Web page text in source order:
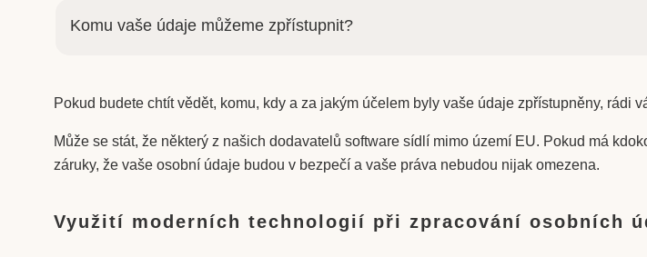
Komu vaše údaje můžeme zpřístupnit?
Pokud budete chtít vědět, komu, kdy a za jakým účelem byly vaše údaje zpřístupněny, rádi
Může se stát, že některý z našich dodavatelů software sídlí mimo území EU. Pokud má
záruky, že vaše osobní údaje budou v bezpečí a vaše práva nebudou nijak omezena.
Využití moderních technologií při zpracování osobních